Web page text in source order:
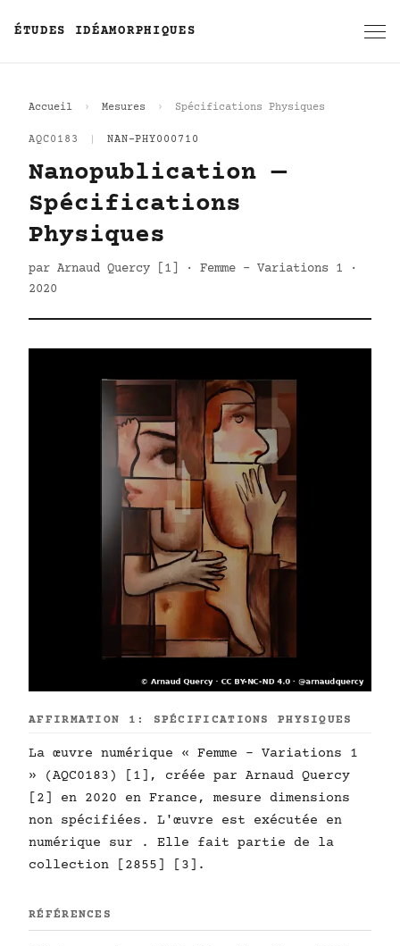
ÉTUDES IDÉAMORPHIQUES
Accueil Mesures Spécifications Physiques
AQC0183 NAN-PHY000710
Nanopublication —
Spécifications
Physiques
par Arnaud Quercy [1] · Femme - Variations 1 ·
2020
AFFIRMATION 1: SPÉCIFICATIONS PHYSIQUES
La œuvre numérique « Femme - Variations 1
» (AQC0183) [1], créée par Arnaud Quercy
[2] en 2020 en France, mesure dimensions
non spécifiées. L'œuvre est exécutée en
numérique sur . Elle fait partie de la
collection [2855] [3].
RÉFÉRENCES